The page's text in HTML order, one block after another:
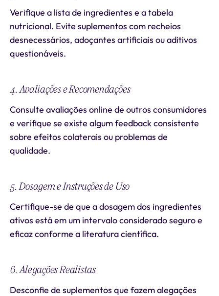
Verifique a lista de ingredientes e a tabela
nutricional. Evite suplementos com recheios
desnecessários, adoçantes artificiais ou aditivos
questionáveis.
4. Avaliações e Recomendações
Consulte avaliações online de outros consumidores
e verifique se existe algum feedback consistente
sobre efeitos colaterais ou problemas de
qualidade.
5. Dosagem e Instruções de Uso
Certifique-se de que a dosagem dos ingredientes
ativos está em um intervalo considerado seguro e
eficaz conforme a literatura científica.
6. Alegações Realistas
Desconfie de suplementos que fazem alegações